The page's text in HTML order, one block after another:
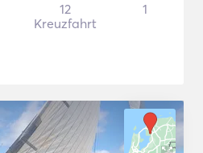
12
Kreuzfahrt
1